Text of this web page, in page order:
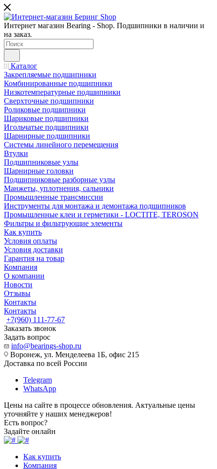
Интернет магазин Bearing - Shop. Подшипники в наличии и
на заказ.
Каталог
Закрепляемые подшипники
Комбинированные подшипники
Низкотемпературные подшипники
Сверхточные подшипники
Роликовые подшипники
Шариковые подшипники
Игольчатые подшипники
Шарнирные подшипники
Системы линейного перемещения
Втулки
Подшипниковые узлы
Шарнирные головки
Подшипниковые разборные узлы
Манжеты, уплотнения, сальники
Промышленные трансмиссии
Инструменты для монтажа и демонтажа подшипников
Промышленные клеи и герметики - LOCTITE, TEROSON
Фильтры и фильтрующие элементы
Как купить
Условия оплаты
Условия доставки
Гарантия на товар
Компания
О компании
Новости
Отзывы
Контакты
Контакты
+7(960) 111-77-67
Заказать звонок
Задать вопрос
info@bearings-shop.ru
Воронеж, ул. Менделеева 1Б, офис 215
Доставка по всей России
Telegram
WhatsApp
Цены на сайте в процессе обновления. Актуальные цены
уточняйте у наших менеджеров!
Есть вопрос?
Задайте онлайн
Как купить
Компания